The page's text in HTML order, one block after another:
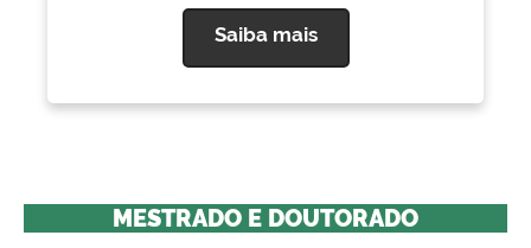
Saiba mais
MESTRADO E DOUTORADO